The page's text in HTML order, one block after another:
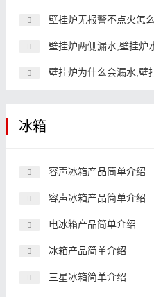
壁挂炉无报警不点火怎
壁挂炉两侧漏水,壁挂炉
壁挂炉为什么会漏水,壁
冰箱
容声冰箱产品简单介绍
容声冰箱产品简单介绍
电冰箱产品简单介绍
冰箱产品简单介绍
三星冰箱简单介绍